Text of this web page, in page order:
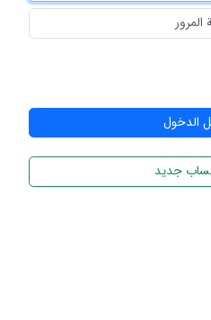
جديد